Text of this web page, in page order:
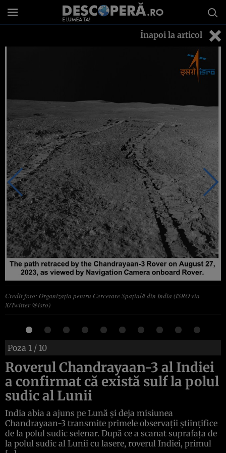
Înapoi la articol
Credit foto: Organizația pentru Cercetare Spațială din India (ISRO via
X/Twitter @isro)
Poza 1 / 10
Roverul Chandrayaan-3 al Indiei
a confirmat că există sulf la polul
sudic al Lunii
India abia a ajuns pe Lună și deja misiunea
Chandrayaan-3 transmite primele observații științifice
de la polul sudic selenar. După ce a scanat suprafața de
la polul sudic al Lunii cu lasere, roverul Indiei, primul